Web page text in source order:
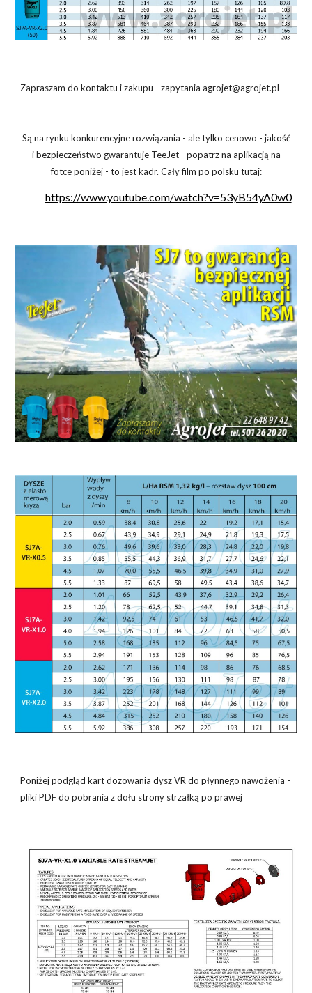
Zapraszam do kontaktu i zakupu - zapytania agrojet@agrojet.pl
Są na rynku konkurencyjne rozwiązania - ale tylko cenowo - jakość
i bezpieczeństwo gwarantuje TeeJet - popatrz na aplikacją na
fotce poniżej - to jest kadr. Cały film po polsku tutaj:
https://www.youtube.com/watch?v=53yB54yA0w0
Poniżej podgląd kart dozowania dysz VR do płynnego nawożenia -
pliki PDF do pobrania z dołu strony strzałką po prawej